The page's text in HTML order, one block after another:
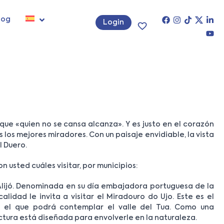
Login
«quien no se cansa alcanza». Y es justo en el corazón
mejores miradores. Con un paisaje envidiable, la vista
Duero.
usted cuáles visitar, por municipios:
Denominada en su día embajadora portuguesa de la
le invita a visitar el Miradouro do Ujo. Este es el
que podrá contemplar el valle del Tua. Como una
está diseñada para envolverle en la naturaleza.